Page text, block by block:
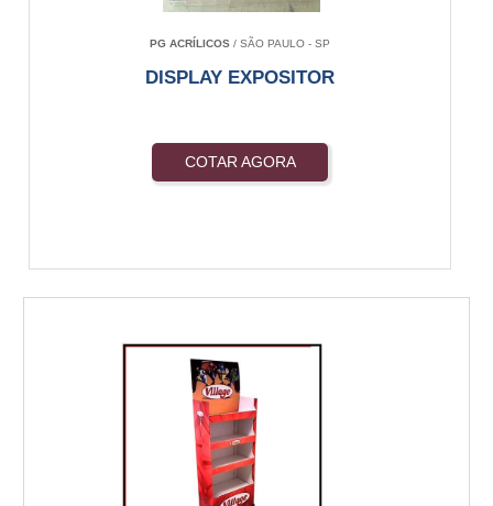
PG ACRÍLICOS / SÃO PAULO - SP
DISPLAY EXPOSITOR
COTAR AGORA